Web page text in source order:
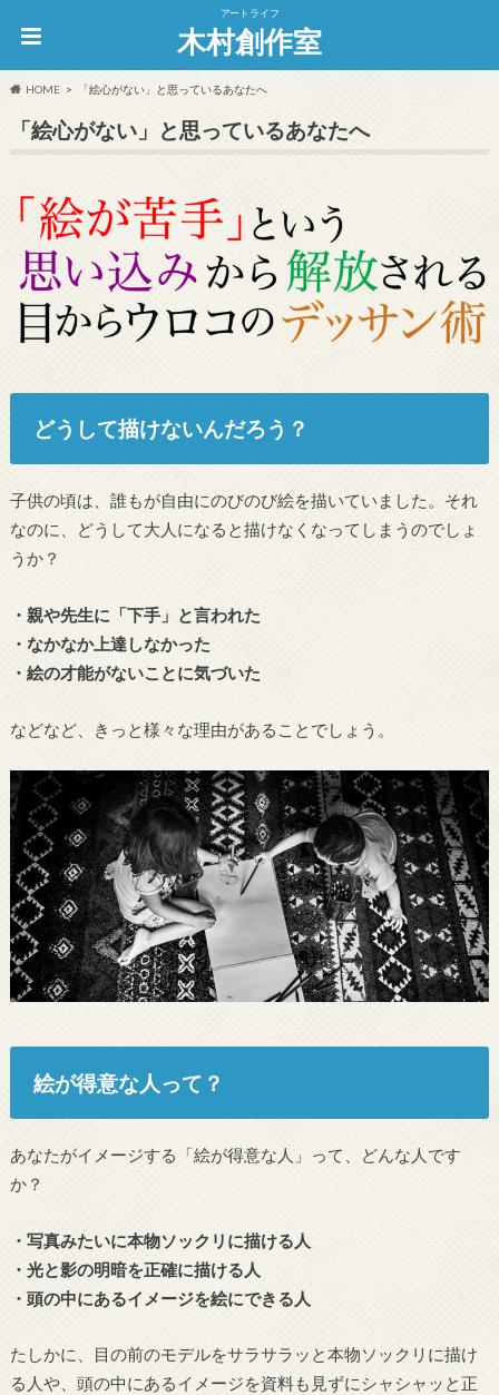
アートライフ
木村創作室
HOME 「絵心がない」と思っているあなたへ
「絵心がない」と思っているあなたへ
どうして描けないんだろう？
子供の頃は、誰もが自由にのびのび絵を描いていました。それ
なのに、どうして大人になると描けなくなってしまうのでしょ
うか？
・親や先生に「下手」と言われた
・なかなか上達しなかった
・絵の才能がないことに気づいた
などなど、きっと様々な理由があることでしょう。
絵が得意な人って？
あなたがイメージする「絵が得意な人」って、どんな人です
か？
・写真みたいに本物ソックリに描ける人
・光と影の明暗を正確に描ける人
・頭の中にあるイメージを絵にできる人
たしかに、目の前のモデルをサラサラッと本物ソックリに描け
る人や、頭の中にあるイメージを資料も見ずにシャシャッと正